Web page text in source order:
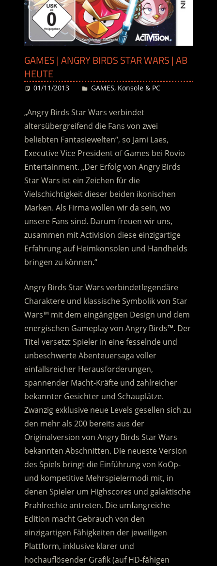
GAMES | ANGRY BIRDS STAR WARS | AB
HEUTE
01/11/2013 Desiree
GAMES, Konsole & PC
„Angry Birds Star Wars verbindet
altersübergreifend die Fans von zwei
beliebten Fantasiewelten“, so Jami Laes,
Executive Vice President of Games bei Rovio
Entertainment. „Der Erfolg von Angry Birds
Star Wars ist ein Zeichen für die
Vielschichtigkeit dieser beiden ikonischen
Marken. Als Firma wollen wir da sein, wo
unsere Fans sind. Darum freuen wir uns,
zusammen mit Activision diese einzigartige
Erfahrung auf Heimkonsolen und Handhelds
bringen zu können.“
Angry Birds Star Wars verbindetlegendäre
Charaktere und klassische Symbolik von Star
Wars™ mit dem eingängigen Design und dem
energischen Gameplay von Angry Birds™. Der
Titel versetzt Spieler in eine fesselnde und
unbeschwerte Abenteuersaga voller
einfallsreicher Herausforderungen,
spannender Macht-Kräfte und zahlreicher
bekannter Gesichter und Schauplätze.
Zwanzig exklusive neue Levels gesellen sich zu
den mehr als 200 bereits aus der
Originalversion von Angry Birds Star Wars
bekannten Abschnitten. Die neueste Version
des Spiels bringt die Einführung von KoOp-
und kompetitive Mehrspielermodi mit, in
denen Spieler um Highscores und galaktische
Prahlrechte antreten. Die umfangreiche
Edition macht Gebrauch von den
einzigartigen Fähigkeiten der jeweiligen
Plattform, inklusive klarer und
hochauflösender Grafik (auf HD-fähigen